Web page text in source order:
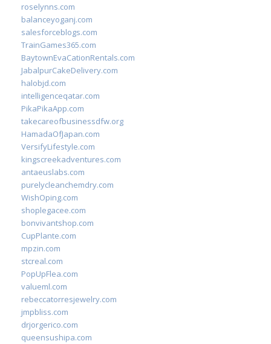
roselynns.com
balanceyoganj.com
salesforceblogs.com
TrainGames365.com
BaytownEvaCationRentals.com
JabalpurCakeDelivery.com
halobjd.com
intelligenceqatar.com
PikaPikaApp.com
takecareofbusinessdfw.org
HamadaOfJapan.com
VersifyLifestyle.com
kingscreekadventures.com
antaeuslabs.com
purelycleanchemdry.com
WishOping.com
shoplegacee.com
bonvivantshop.com
CupPlante.com
mpzin.com
stcreal.com
PopUpFlea.com
valueml.com
rebeccatorresjewelry.com
jmpbliss.com
drjorgerico.com
queensushipa.com